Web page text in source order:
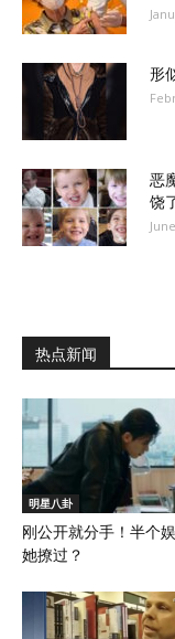
形
恶
饶
热点新闻
明星八卦
刚公开就分手！半个
她撩过？